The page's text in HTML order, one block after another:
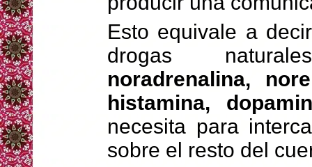
Esto equivale a
drogas
noradrenalina,
histamina,
necesita para
sobre el resto del